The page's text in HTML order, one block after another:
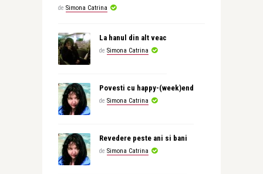
de Simona Catrina
La hanul din alt veac
de Simona Catrina
Povesti cu happy-(week)end
de Simona Catrina
Revedere peste ani si bani
de Simona Catrina